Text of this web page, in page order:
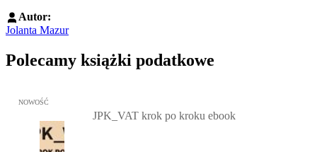
Autor:
Jolanta Mazur
Polecamy książki podatkowe
Przejdź do: JPK_VAT krok po kroku ebook, Patrycja Kubiesa -
NOWOŚĆ
JPK_VAT krok po kroku ebook